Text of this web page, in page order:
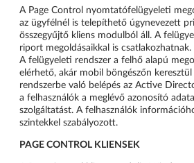
A Page Control nyomtatófelügyeleti
az ügyfélnél is telepíthető úgynevezett
összegyűjtő kliens modulból áll. A
riport megoldásaikkal is csatlakozhatnak.
A felügyeleti rendszer a felhő alapú
elérhető, akár mobil böngészőn
rendszerbe való belépés az Active
a felhasználók a meglévő azonosító
szolgáltatást. A felhasználók
szintekkel szabályozott.
PAGE CONTROL KLIENSEK